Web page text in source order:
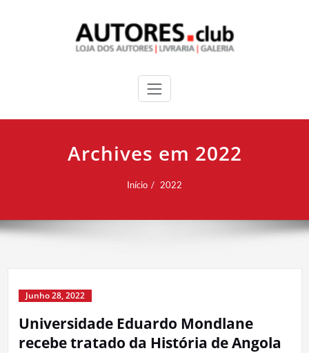
Archives em 2022
Início 2022
Junho 28, 2022
Universidade Eduardo Mondlane
recebe tratado da História de Angola